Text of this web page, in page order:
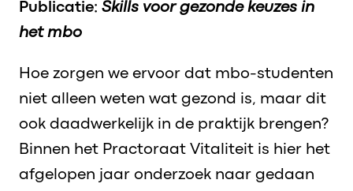
Publicatie: Skills voor gezonde keuzes in
het mbo
Hoe zorgen we ervoor dat mbo-studenten
niet alleen weten wat gezond is, maar dit
ook daadwerkelijk in de praktijk brengen?
Binnen het Practoraat Vitaliteit is hier het
afgelopen jaar onderzoek naar gedaan